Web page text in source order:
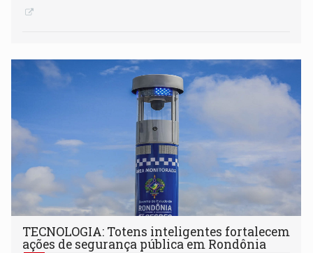
TECNOLOGIA: Totens inteligentes fortalecem
ações de segurança pública em Rondônia